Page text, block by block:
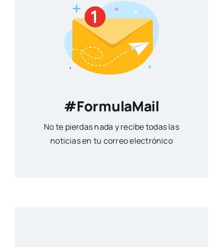
#FormulaMail
No te pierdas nada y recibe todas las
noticias en tu correo electrónico